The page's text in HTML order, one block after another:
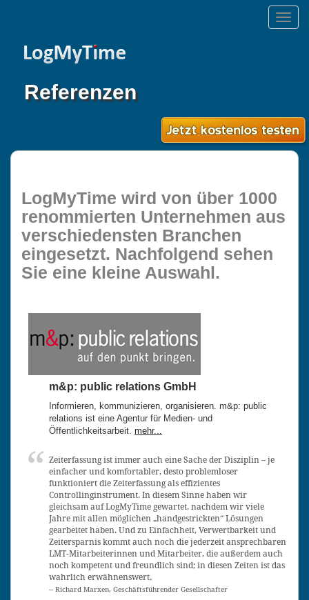
Toggle
Referenzen
LogMyTime wird von über 1000
renommierten Unternehmen aus
verschiedensten Branchen
eingesetzt. Nachfolgend sehen
Sie eine kleine Auswahl.
m&p: public relations GmbH
Informieren, kommunizieren, organisieren. m&p: public
relations ist eine Agentur für Medien- und
Öffentlichkeitsarbeit. mehr...
Zeiterfassung ist immer auch eine Sache der Disziplin – je
einfacher und komfortabler, desto problemloser
funktioniert die Zeiterfassung als effizientes
Controllinginstrument. In diesem Sinne haben wir
gleichsam auf LogMyTime gewartet, nachdem wir viele
Jahre mit allen möglichen „handgestrickten“ Lösungen
gearbeitet haben. Und zu Einfachheit, Verwertbarkeit und
Zeitersparnis kommt auch noch die jederzeit ansprechbaren
LMT-Mitarbeiterinnen und Mitarbeiter, die außerdem auch
noch kompetent und freundlich sind; in diesen Zeiten ist das
wahrlich erwähnenswert.
-- Richard Marxen, Geschäftsführender Gesellschafter